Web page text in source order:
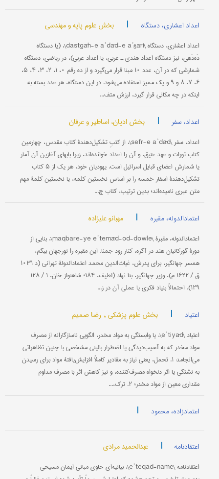
اعداد اعشاری، دستگاه | بخش علوم پایه و مهندسی
اعداد اعشاری، دستگاه \dastgāh-e aʾdād-e aʾšārī\، (یا دستگاه
دَه‌دَهی، نیز دستگاه اعداد هندی ـ عربی، یا اعداد عربی)، در ریاضی، دستگاه
شمارشی که در آن، عدد ۱۰ مبنا قرار می‌گیرد و از ده رقم ۰، ۱، ۲، ۳، ۴، ۵،
۶، ۷، ۸ و ۹ و یک ممیز استفاده می‌شود. در این دستگاه، هر عدد بسته به
اینکه در چه مکانی قرار گیرد، ارزش متف...
اعداد، سفر | بخش ادیان، اساطیر و عرفان
اعداد، سفر \sefr-e aʾdād\، از کتبِ تشکیل‌دهندۀ کتاب مقدس، چهارمین
کتاب تورات و عهد عتیق، و آن را اعداد خوانده‌اند، زیرا بابهای آغازین آن آمار
یا شمارش اعضای قبایل اسرائیل است. یهودیان خود، هر یک از ۵ کتاب
تشکیل‌دهندۀ اسفار خمسه را بر اساس نخستین کلمه، یا نخستین کلمۀ مهم
متن عبری نامیده‌اند؛ بدین ترتیب، کتاب چ...
اعتمادالدوله، مقبره | مهبانو علیزاده
اعتمادالدوله، مقبرۀ \maqbare-ye eʾtemād-od-dowle\، بنایی از
دورۀ گورکانیان هند در آگره، کنار رود جمنا. این مقبره را نورجهان بیگم،
همسر جهانگیر، برای پدرش، غیاث‌الدین محمد اعتمادالدولۀ تهرانی (د ۱۰۳۱
ق / ۱۶۲۲ م)، وزیر جهانگیر، بنا نهاد (لطیف، ۱۸۴؛ شاهنواز خان، ۱ / ۱۲۸-
۱۲۹). احتمالاً بنیاد فکری یا عملی آن در ز...
اعتیاد | بخش علوم پزشکی , رضا صمیم
اعتیاد \eʾtiyād\، یا وابستگی به مواد مخدر، الگویی ناسازگارانه از مصرف
مواد مخدر که به آسیب‌دیدگی یا اضطرار بالینی مشخصی با چنین تظاهراتی
می‌انجامد: ۱. تحمل، یعنی نیاز به مقادیر کاملاً افزایش‌یافتۀ مواد برای رسیدن
به نشئگی یا اثر دلخواه مصرف‌کننده، و نیز کاهش اثر با مصرف مداوم
مقداری معین از مواد مخدر؛ ۲. ترک،...
اعتمادزاده، محمود |
اعتقادنامه | عبدالحمید مرادی
‌اعتقادنامه \eʾteqād-nāme\، بیانیه‌ای حاوی مبانی ایمان مسیحی